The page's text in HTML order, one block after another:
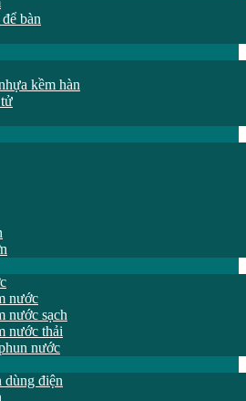
bàn
kềm hàn
nước
nước sạch
nước thải
nước
dùng điện